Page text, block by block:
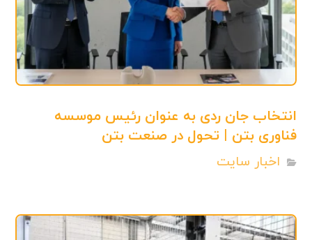
انتخاب جان ردی به عنوان رئیس موسسه
فناوری بتن | تحول در صنعت بتن
اخبار سایت